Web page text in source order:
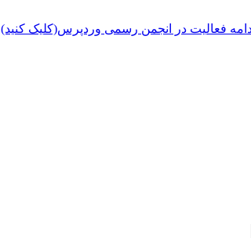
فعالیت در انجمن رسمی وردپرس(کلیک کنید)